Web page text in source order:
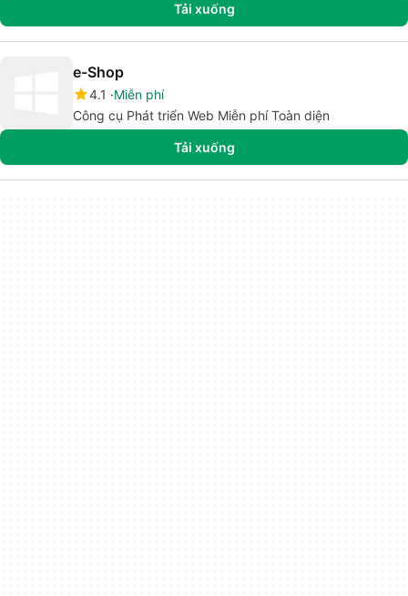
Tải xuống
e-Shop
4.1
Miễn phí
Công cụ Phát triển Web Miễn phí Toàn diện
Tải xuống